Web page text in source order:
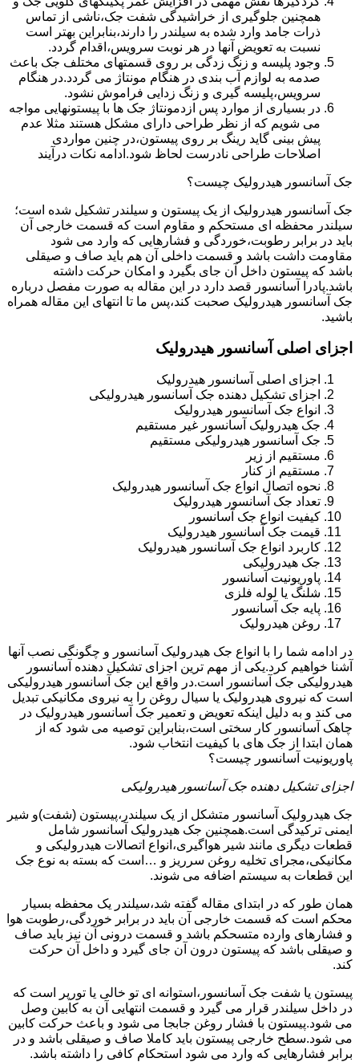
همچنین جلوگیری از خراشیدگی شفت جک،ناشی از تماس
ذرات جامد وارد شده به سیلندر را دارند،بنابراین بهتر است
نسبت به تعویض آنها در هر نوبت سرویس،اقدام گردد.
وجود پلیسه و زنگ زدگی بر روی قسمتهای مختلف جک باعث
صدمه به لوازم آب بندی در هنگام مونتاژ می گردد.در هنگام
سرویس،پلیسه گیری و زنگ زدایی فراموش نشود.
در بسیاری از موارد پس ازدمونتاژ جک ها با پیستونهایی مواجه
می شویم که از نظر طراحی دارای مشکل هستند مثلا عدم
پیش بینی گاید رینگ بر روی پیستون،در چنین مواردی
اصلاحات طراحی نادرست لحاظ شود.ادامه نکات درآیند
جک آسانسور هیدرولیک چیست؟
جک آسانسور هیدرولیک از یک پیستون و سیلندر تشکیل شده است؛
سیلندر محفظه ای مستحکم و مقاوم است که قسمت خارجی آن
باید در برابر رطوبت،خوردگی و فشارهایی که وارد می شود
مقاومت داشت باشد و قسمت داخلی آن هم باید صاف و صیقلی
باشد که پیستون داخل آن جای بگیرد و امکان حرکت داشته
باشد.پادرا آسانسور قصد دارد در این مقاله به صورت مفصل درباره
جک آسانسور هیدرولیک صحبت کند،پس ما تا انتهای این مقاله همراه
باشید.
اجزای اصلی آسانسور هیدرولیک
اجزای اصلی آسانسور هیدرولیک
اجزای تشکیل دهنده جک آسانسور هیدرولیکی
انواع جک آسانسور هیدرولیک
جک هیدرولیک آسانسور غیر مستقیم
جک آسانسور هیدرولیکی مستقیم
مستقیم از زیر
مستقیم از کنار
نحوه اتصال انواع جک آسانسور هیدرولیک
تعداد جک آسانسور هیدرولیک
کیفیت انواع جک آسانسور
قیمت جک آسانسور هیدرولیک
کاربرد انواع جک آسانسور هیدرولیک
جک هیدرولیکی
پاوریونیت آسانسور
شلنگ یا لوله فلزی
پایه جک آسانسور
روغن هیدرولیک
در ادامه شما را با انواع جک هیدرولیک آسانسور و چگونگی نصب آنها
آشنا خواهیم کرد.یکی از مهم ترین اجزای تشکیل دهنده آسانسور
هیدرولیکی جک آسانسور است.در واقع این جک آسانسور هیدرولیکی
است که نیروی هیدرولیک یا سیال روغن را به نیروی مکانیکی تبدیل
می کند و به دلیل اینکه تعویض و تعمیر جک آسانسور هیدرولیک در
چاهک آسانسور کار سختی است،بنابراین توصیه می شود که از
همان ابتدا از جک های با کیفیت انتخاب شود.
پاوریونیت آسانسور چیست؟
اجزای تشکیل دهنده جک آسانسور هیدرولیکی
جک هیدرولیک آسانسور متشکل از یک سیلندر،پیستون (شفت)و شیر
ایمنی ترکیدگی است.همچنین جک هیدرولیک آسانسور شامل
قطعات دیگری مانند شیر هواگیری،انواع اتصالات هیدرولیکی و
مکانیکی،مجرای تخلیه روغن سرریز و …است که بسته به نوع جک
این قطعات به سیستم اضافه می شوند.
همان طور که در ابتدای مقاله گفته شد،سیلندر یک محفظه بسیار
محکم است که قسمت خارجی آن باید در برابر خوردگی،رطوبت هوا
و فشارهای وارده متسحکم باشد و قسمت درونی آن نیز باید صاف
و صیقلی باشد که پیستون درون آن جای گیرد و داخل آن حرکت
کند.
پیستون یا شفت جک آسانسور،استوانه ای تو خالی یا تورپر است که
در داخل سیلندر قرار می گیرد و قسمت انتهایی آن به کابین وصل
می شود.پیستون با فشار روغن جابجا می شود و باعث حرکت کابین
می شود.سطح خارجی پیستون باید کاملا صاف و صیقلی باشد و در
برابر فشارهایی که وارد می شود استحکام کافی را داشته باشد.